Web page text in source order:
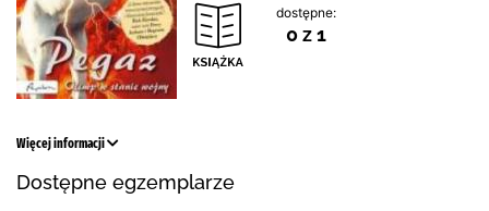
dostępne:
0 z 1
Więcej informacji
Dostępne egzemplarze